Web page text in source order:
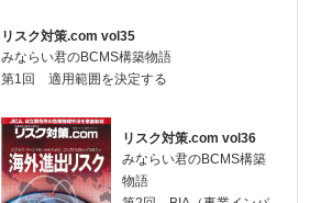
リスク対策.com vol35
みならい君のBCMS構築物語
第1回 適用範囲を決定する
リスク対策.com vol36
みならい君のBCMS構築
物語